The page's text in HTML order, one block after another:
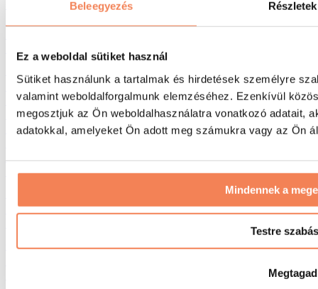
Beleegyezés Részletek
Ez a weboldal sütiket használ
Sütiket használunk a tartalmak és hirdetések személyre
valamint weboldalforgalmunk elemzéséhez. Ezenkívül
megosztjuk az Ön weboldalhasználatra vonatkozó adatait,
adatokkal, amelyeket Ön adott meg számukra vagy az Ön
Mindennek a
Testre szabás
Megtagad
Táskák & hátizsákok
Hátizsákok
Futás
Küzdősportok
Kerékpározás
Jóga és pilates
Úszás
Túrázás
Vörösfény-terápia
Öko háztartás